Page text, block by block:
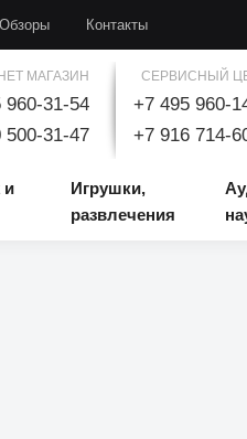
Обзоры Контакты
МАГАЗИН
960-31-54
500-31-47
СЕРВИСНЫЙ
+7 495 960-
+7 916 714-
и
Игрушки,
развлечения